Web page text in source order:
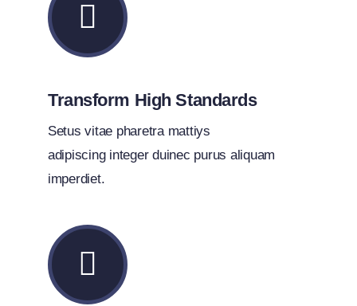
Transform High Standards
Setus vitae pharetra mattiys
adipiscing integer duinec purus aliquam
imperdiet.